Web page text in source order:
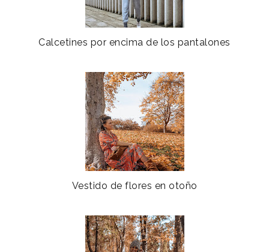
Calcetines por encima de los pantalones
Vestido de flores en otoño